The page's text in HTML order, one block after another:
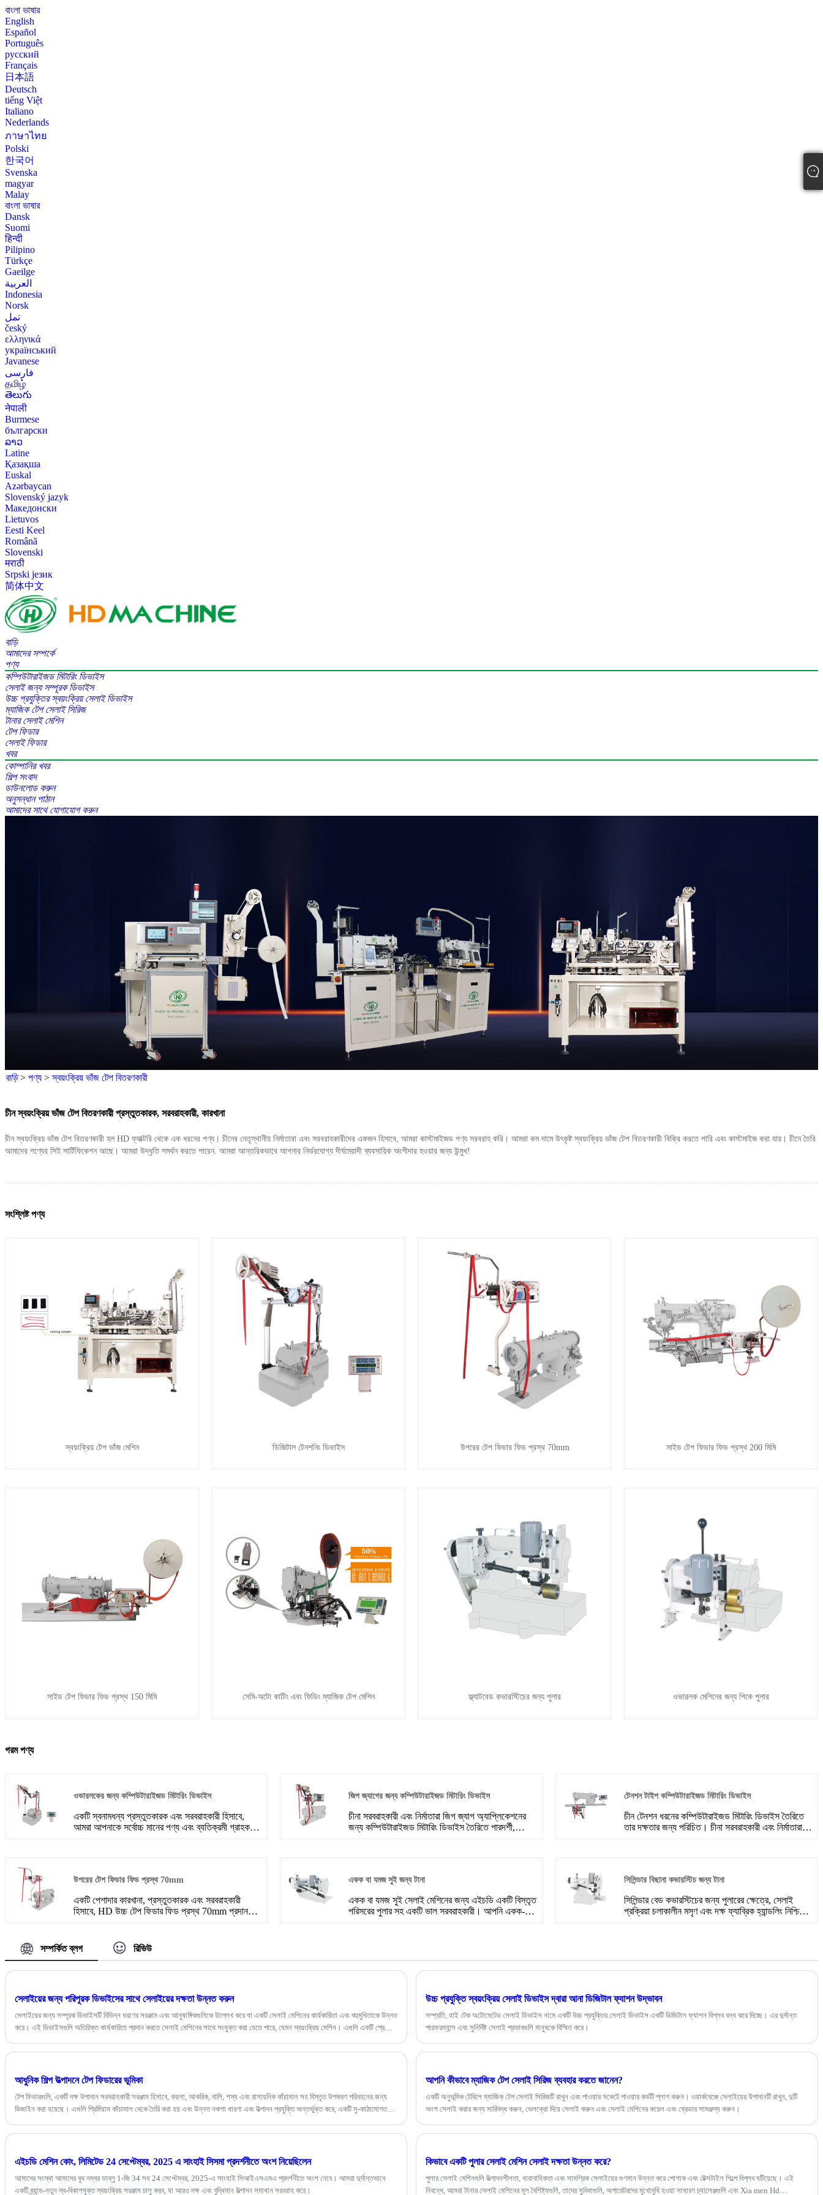
বাংলা ভাষার
English
Español
Português
русский
Français
日本語
Deutsch
tiếng Việt
Italiano
Nederlands
ภาษาไทย
Polski
한국어
Svenska
magyar
Malay
বাংলা ভাষার
Dansk
Suomi
हिन्दी
Pilipino
Türkçe
Gaeilge
العربية
Indonesia
Norsk‎
تمل
český
ελληνικά
український
Javanese
فارسی
தமிழ்
తెలుగు
नेपाली
Burmese
български
ລາວ
Latine
Қазақша
Euskal
Azərbaycan
Slovenský jazyk
Македонски
Lietuvos
Eesti Keel
Română
Slovenski
मराठी
Srpski језик
简体中文
বাড়ি
আমাদের সম্পর্কে
পণ্য
কম্পিউটারাইজড মিটারিং ডিভাইস
সেলাই জন্য সম্পূরক ডিভাইস
উচ্চ প্রযুক্তির স্বয়ংক্রিয় সেলাই ডিভাইস
ম্যাজিক টেপ সেলাই সিরিজ
টানার সেলাই মেশিন
টেপ ফিডার
সেলাই ফিডার
খবর
কোম্পানির খবর
শিল্প সংবাদ
ডাউনলোড করুন
অনুসন্ধান পাঠান
আমাদের সাথে যোগাযোগ করুন
বাড়ি > পণ্য > স্বয়ংক্রিয় ভাঁজ টেপ বিতরণকারী
চীন স্বয়ংক্রিয় ভাঁজ টেপ বিতরণকারী প্রস্তুতকারক, সরবরাহকারী, কারখানা
চীন স্বয়ংক্রিয় ভাঁজ টেপ বিতরণকারী হল HD ফ্যাক্টরি থেকে এক ধরনের পণ্য। চীনের নেতৃস্থানীয় নির্মাতারা এবং সরবরাহকারীদের একজন হিসাবে, আমরা কাস্টমাইজড পণ্য সরবরাহ করি। আমরা কম দামে উৎকৃষ্ট স্বয়ংক্রিয় ভাঁজ টেপ বিতরণকারী বিক্রি করতে পারি এবং কাস্টমাইজ করা যায়। চীনে তৈরি
আমাদের পণ্যের সিই সার্টিফিকেশন আছে। আমরা উদ্ধৃতি সমর্থন করতে পারেন. আমরা আন্তরিকভাবে আপনার নির্ভরযোগ্য দীর্ঘমেয়াদী ব্যবসায়িক অংশীদার হওয়ার জন্য উন্মুখ!
সংশ্লিষ্ট পণ্য
স্বয়ংক্রিয় টেপ ভাঁজ মেশিন ডিজিটাল টেনশনিং ডিভাইস উপরের টেপ ফিডার ফিড প্রস্থ 70mm সাইড টেপ ফিডার ফিড প্রস্থ 200 মিমি
সাইড টেপ ফিডার ফিড প্রস্থ 150 মিমি সেমি-অটো কাটিং এবং ফিডিং ম্যাজিক টেপ মেশিন ফ্ল্যাটবেড কভারস্টিচের জন্য পুলার ওভারলক মেশিনের জন্য পিকে পুলার
গরম পণ্য
ওভারলকের জন্য কম্পিউটারাইজড মিটারিং ডিভাইস
একটি স্বনামধন্য প্রস্তুতকারক এবং সরবরাহকারী হিসাবে,
আমরা আপনাকে সর্বোচ্চ মানের পণ্য এবং ব্যতিক্রমী গ্রাহক
আবিষ্কার করতে আজই আমাদের সাথে যোগাযোগ করুন।
জিগ জ্যাগের জন্য কম্পিউটারাইজড মিটারিং ডিভাইস
চীনা সরবরাহকারী এবং নির্মাতারা জিগ জ্যাগ অ্যাপ্লিকেশনের
জন্য কম্পিউটারাইজড মিটারিং ডিভাইস তৈরিতে পারদর্শী,
কেন সুনির্দিষ্ট জিগজ্যাগ প্যাটার্নের প্রয়োজন, চীনা
সরবরাহকারীরা আপনাকে আপনার নির্দিষ্ট অ্যাপ্লিকেশনের জন্য
নির্ভরযোগ্য এবং দক্ষ কম্পিউটারাইজড মিটারিং ডিভাইস সরবরাহ
করতে পারে।
টেনশন টাইপ কম্পিউটারাইজড মিটারিং ডিভাইস
চীন টেনশন ধরনের কম্পিউটারাইজড মিটারিং ডিভাইস তৈরিতে
তার দক্ষতার জন্য পরিচিত। চীনা সরবরাহকারী এবং নির্মাতারা
মানের মিটারিং ডিভাইসের সন্ধানকারী ব্যবসার জন্য একটি
জনপ্রিয় পছন্দ করে তুলেছে।
উপরের টেপ ফিডার ফিড প্রস্থ 70mm
একটি পেশাদার কারখানা, প্রস্তুতকারক এবং সরবরাহকারী
হিসাবে, HD উচ্চ টেপ ফিডার ফিড প্রস্থ 70mm প্রদান
পেশাদার রয়েছে। আমাদের শীর্ষ টেপ ফিডারগুলি বিভিন্ন উত্পাদন
প্রক্রিয়াগুলিতে শীর্ষ টেপগুলির সুনির্দিষ্ট খাওয়ানোর জন্য
একক বা যমজ সুই জন্য টানা
একক বা যমজ সুই সেলাই মেশিনের জন্য এইচডি একটি বিস্তৃত
পরিসরের পুলার সহ একটি ভাল সরবরাহকারী। আপনি একক-সুই
উত্পাদন সরঞ্জাম এবং সমৃদ্ধ অভিজ্ঞতা রয়েছে এবং আপনার
কাপড়ের টানকে কাস্টমাইজ করতে পারে।
সিলিন্ডার বিছানা কভারস্টিচ জন্য টানা
সিলিন্ডার বেড কভারস্টিচের জন্য পুলারের ক্ষেত্রে, সেলাই
প্রক্রিয়া চলাকালীন মসৃণ এবং দক্ষ ফ্যাব্রিক হ্যান্ডলিং নিশ্চিত
সম্পর্কিত ব্লগ রিভিউ
সেলাইয়ের জন্য পরিপূরক ডিভাইসের সাথে সেলাইয়ের দক্ষতা উন্নত করুন
সেলাইয়ের জন্য সম্পূরক ডিভাইসটি বিভিন্ন ধরণের সরঞ্জাম এবং আনুষাঙ্গিকগুলিকে উল্লেখ করে যা একটি সেলাই মেশিনের কার্যকারিতা এবং বহুমুখিতাকে উন্নত
করে। এই ডিভাইসগুলি অতিরিক্ত কার্যকারিতা প্রদান করতে সেলাই মেশিনের সাথে সংযুক্ত করা যেতে পারে, যেমন স্বয়ংক্রিয় মেশিন। এগুলি একটি প্রেসার
উচ্চ প্রযুক্তি স্বয়ংক্রিয় সেলাই ডিভাইস দ্বারা আনা ডিজিটাল ফ্যাশন উদ্ভাবন
সম্প্রতি, হাই টেক অটোমেটেড সেলাই ডিভাইস নামে একটি উচ্চ প্রযুক্তির সেলাই ডিভাইস একটি ডিজিটাল ফ্যাশন বিপ্লব বন্ধ করে দিচ্ছে। এর দুর্দান্ত
পারফরম্যান্স এবং সুনির্দিষ্ট সেলাই প্রভাবগুলি মানুষকে বিস্মিত করে।
আধুনিক শিল্প উত্পাদনে টেপ ফিডারের ভূমিকা
টেপ ফিডারগুলি, একটি দক্ষ উপাদান সরবরাহকারী সরঞ্জাম হিসাবে, কয়লা, আকরিক, বালি, শস্য এবং রাসায়নিক কাঁচামাল সহ বিস্তৃত উপকরণ পরিবহনের জন্য
ডিজাইন করা হয়েছে। এগুলি প্রিমিয়াম কাঁচামাল থেকে তৈরি করা হয় এবং উন্নত নকশা ধারণা এবং উত্পাদন প্রযুক্তি অন্তর্ভুক্ত করে, একটি সু-কাঠামোগত
শিল্পের জন্য বিভিন্ন শিল্পের জন্য একটি আদর্শ পছন্দ করে তোলে, বিভিন্ন উত্পাদন পরিবেশের বিভিন্ন চাহিদা পূরণ করে।
আপনি কীভাবে ম্যাজিক টেপ সেলাই সিরিজ ব্যবহার করতে জানেন?
একটি অনুভূমিক টেবিলে ম্যাজিক টেপ সেলাই সিরিজটি রাখুন এবং পাওয়ার সকেটে পাওয়ার কর্ডটি প্লাগ করুন। ওয়ার্কবেঞ্চে সেলাইয়ের উপাদানটি রাখুন, দুটি
অংশ সেলাই করার জন্য সারিবদ্ধ করুন, ভেলক্রো দিয়ে সেলাই করুন এবং সেলাই মেশিনের কয়েল এবং থ্রেডার সামঞ্জস্য করুন।
এইচডি মেশিন কোং, লিমিটেড 24 সেপ্টেম্বর, 2025 এ সাংহাই সিসমা প্রদর্শনীতে অংশ নিয়েছিলেন
আমাদের সংস্থা আমাদের বুথ নম্বর ডাব্লু 1-জি 34 সহ 24 সেপ্টেম্বর, 2025-এ সাংহাই সিআইএসএমএ প্রদর্শনীতে অংশ নেবে। আমরা দুর্দান্তভাবে
একটি ব্র্যান্ড-নতুন স্ব-বিকাশযুক্ত স্বয়ংক্রিয় সরঞ্জাম চালু করব, যা আরও দক্ষ এবং বুদ্ধিমান উত্পাদন সমাধান সরবরাহ করে।
কিভাবে একটি পুলার সেলাই মেশিন সেলাই দক্ষতা উন্নত করে?
পুলার সেলাই মেশিনগুলি উত্পাদনশীলতা, ধারাবাহিকতা এবং সামগ্রিক সেলাইয়ের গুণমান উন্নত করে পোশাক এবং টেক্সটাইল শিল্পে বিপ্লব ঘটিয়েছে। এই
নিবন্ধে, আমরা টানার সেলাই মেশিনের মূল বৈশিষ্ট্যগুলি, তাদের সুবিধাগুলি, অপারেটরদের মুখোমুখি হওয়া সাধারণ চ্যালেঞ্জগুলি এবং Xia men Hd